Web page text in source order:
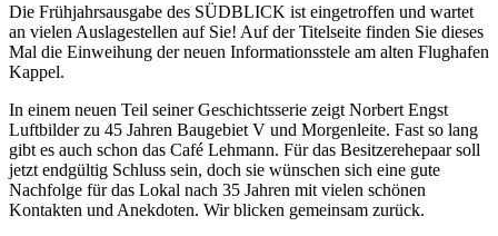
Die Frühjahrsausgabe des SÜDBLICK ist eingetroffen und wartet
an vielen Auslagestellen auf Sie! Auf der Titelseite finden Sie dieses
Mal die Einweihung der neuen Informationsstele am alten Flughafen
Kappel.
In einem neuen Teil seiner Geschichtsserie zeigt Norbert Engst
Luftbilder zu 45 Jahren Baugebiet V und Morgenleite. Fast so lang
gibt es auch schon das Café Lehmann. Für das Besitzerehepaar soll
jetzt endgültig Schluss sein, doch sie wünschen sich eine gute
Nachfolge für das Lokal nach 35 Jahren mit vielen schönen
Kontakten und Anekdoten. Wir blicken gemeinsam zurück.